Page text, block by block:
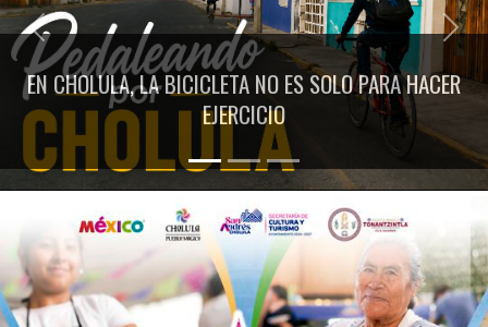
EN CHOLULA, LA BICICLETA NO ES SOLO PARA HACER
EJERCICIO
Previous Next